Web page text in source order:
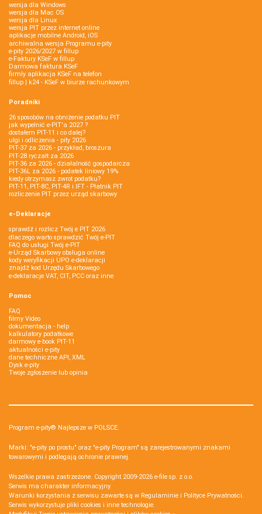
wersja dla Windows
wersja dla Mac OS
wersja dla Linux
wersja PIT przez internet online
aplikacje mobilne Android, iOS
archiwalna wersja Programu e-pity
e-pity 2026/2027 w fillup
e‑Faktury KSeF w fillup
Darmowa faktura KSeF
firmly aplikacja KSeF na telefon
fillup | k24 - KSeF w biurze rachunkowym
Poradniki
26 sposobów na obniżenie podatku PIT
jak wypełnić e-PIT'a 2027 ?
dostałem PIT-11 i co dalej?
ulgi i odliczenia - pity 2026
PIT-37 za 2026 - przykład, broszura
PIT-28 ryczałt za 2026
PIT-36 za 2026 - działalność gospodarcza
PIT-36L za 2026 - podatek liniowy 19%
kiedy otrzymasz zwrot podatku?
PIT-11, PIT-8C, PIT-4R i IFT - Płatnik PIT
rozliczenie PIT przez urząd skarbowy
e-Deklaracje
sprawdź i rozlicz Twój e PIT 2026
dlaczego warto sprawdzić Twój e-PIT
FAQ do usługi Twój e-PIT
e-Urząd Skarbowy obsługa online
kody weryfikacji UPO e-deklaracji
znajdź kod Urzędu Skarbowego
e-deklaracje VAT, CIT, PCC oraz inne
Pomoc
FAQ
filmy Video
dokumentacja - help
kalkulatory podatkowe
darmowy e-book PIT-11
aktualności e-pity
dane techniczne API, XML
Dysk e-pity
Twoje zgłoszenie lub opinia
Program e-pity® Najlepsze w POLSCE.
Marki: "e-pity po prostu" oraz "e-pity Program" są zarejestrowanymi znakami
towarowymi i podlegają ochronie prawnej.
Wszelkie prawa zastrzeżone. Copyright 2009-2026 e-file sp. z o.o.
Serwis ma charakter informacyjny.
Warunki korzystania z serwisu zawarte są w Regulaminie i Polityce Prywatności.
Serwis wykorzystuje pliki cookies i inne technologie.